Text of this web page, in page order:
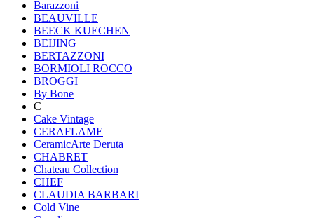
Barazzoni
BEAUVILLE
BEECK KUECHEN
BEIJING
BERTAZZONI
BORMIOLI ROCCO
BROGGI
By Bone
C
Cake Vintage
CERAFLAME
CeramicArte Deruta
CHABRET
Chateau Collection
CHEF
CLAUDIA BARBARI
Cold Vine